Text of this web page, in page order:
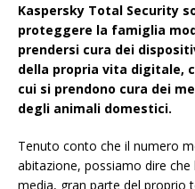
Kaspersky Total Security
proteggere la famiglia
prendersi cura dei
della propria vita digitale,
cui si prendono cura dei
degli animali domestici.
Tenuto conto che il numero
abitazione, possiamo dire
media, gran parte del proprio